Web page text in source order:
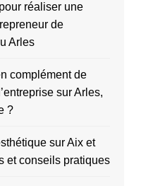
réaliser une
de
Arles
complément de
sur Arles,
?
sur Aix et
et conseils pratiques